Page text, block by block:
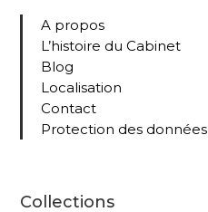
A propos
L’histoire du Cabinet
Blog
Localisation
Contact
Protection des données
Collections